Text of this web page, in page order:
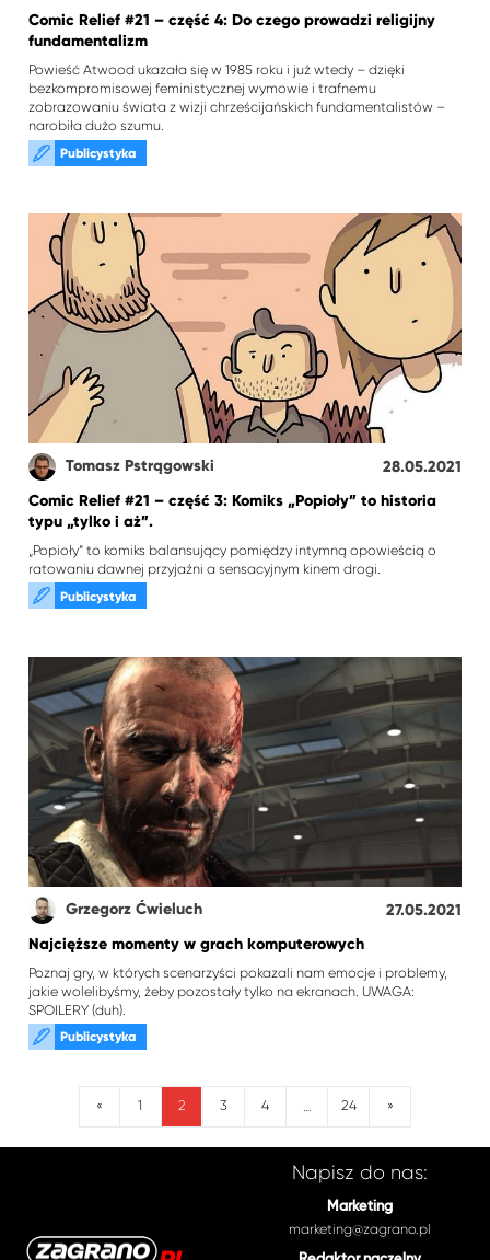
Comic Relief #21 – część 4: Do czego prowadzi religijny
fundamentalizm
Powieść Atwood ukazała się w 1985 roku i już wtedy – dzięki
bezkompromisowej feministycznej wymowie i trafnemu
zobrazowaniu świata z wizji chrześcijańskich fundamentalistów –
narobiła dużo szumu.
Publicystyka
Tomasz Pstrągowski
28.05.2021
Comic Relief #21 – część 3: Komiks „Popioły” to historia
typu „tylko i aż”.
„Popioły” to komiks balansujący pomiędzy intymną opowieścią o
ratowaniu dawnej przyjaźni a sensacyjnym kinem drogi.
Publicystyka
Grzegorz Ćwieluch
27.05.2021
Najcięższe momenty w grach komputerowych
Poznaj gry, w których scenarzyści pokazali nam emocje i problemy,
jakie wolelibyśmy, żeby pozostały tylko na ekranach. UWAGA:
SPOILERY (duh).
Publicystyka
« 1 2 3 4 … 24 »
Napisz do nas:
Marketing
marketing@zagrano.pl